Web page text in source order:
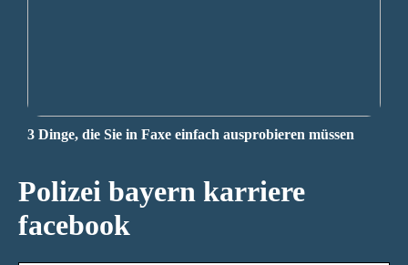
3 Dinge, die Sie in Faxe einfach ausprobieren müssen
Polizei bayern karriere
facebook